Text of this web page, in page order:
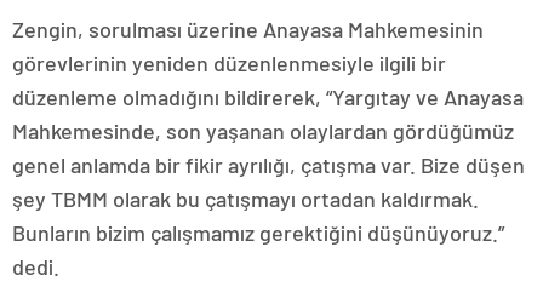
Zengin, sorulması üzerine Anayasa Mahkemesinin
görevlerinin yeniden düzenlenmesiyle ilgili bir
düzenleme olmadığını bildirerek, “Yargıtay ve Anayasa
Mahkemesinde, son yaşanan olaylardan gördüğümüz
genel anlamda bir fikir ayrılığı, çatışma var. Bize düşen
şey TBMM olarak bu çatışmayı ortadan kaldırmak.
Bunların bizim çalışmamız gerektiğini düşünüyoruz.”
dedi.